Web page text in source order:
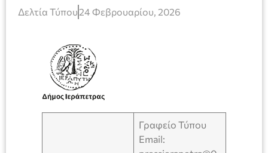
Δελτία Τύπου 24 Φεβρουαρίου, 2026
Γραφείο Τύπου
Email: